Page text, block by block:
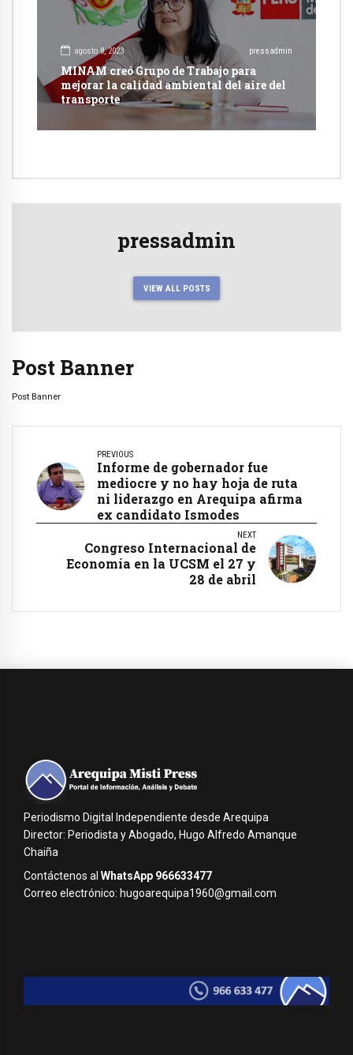
agosto 8, 2023 pressadmin
MINAM creó Grupo de Trabajo para
mejorar la calidad ambiental del aire del
transporte
pressadmin
VIEW ALL POSTS
Post Banner
Post Banner
PREVIOUS
Informe de gobernador fue
mediocre y no hay hoja de ruta
ni liderazgo en Arequipa afirma
ex candidato Ismodes
NEXT
Congreso Internacional de
Economía en la UCSM el 27 y
28 de abril
Periodismo Digital Independiente desde Arequipa
Director: Periodista y Abogado, Hugo Alfredo Amanque
Chaiña
Contáctenos al WhatsApp 966633477
Correo electrónico: hugoarequipa1960@gmail.com